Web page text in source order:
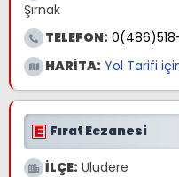
Şırnak
TELEFON:
HARİTA: Yol Tarifi
Fırat Eczanesi
İLÇE: Uludere